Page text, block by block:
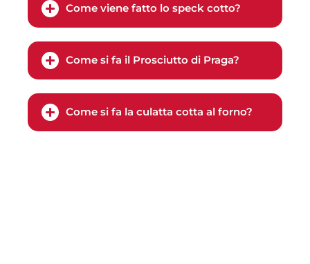
Come viene fatto lo speck cotto?
Come si fa il Prosciutto di Praga?
Come si fa la culatta cotta al forno?